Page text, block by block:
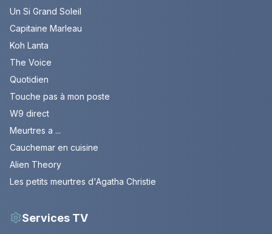
Un Si Grand Soleil
Capitaine Marleau
Koh Lanta
The Voice
Quotidien
Touche pas à mon poste
W9 direct
Meurtres a ...
Cauchemar en cuisine
Alien Theory
Les petits meurtres d'Agatha Christie
Services TV